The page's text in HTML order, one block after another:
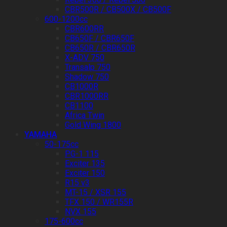
CBR500R / CB500X / CB500F
600-1200cc
CBR600RR
CB650F / CBR650F
CB650R / CBR650R
X-ADV 750
Transalp 750
Shadow 750
CB1000R
CBR1000RR
CB1100
Africa Twin
Gold Wing 1800
YAMAHA
50-175cc
PG-1 115
Exciter 135
Exciter 150
R15 v3
MT-15 / XSR 155
TFX 150 / WR155R
NVX 155
175-600cc